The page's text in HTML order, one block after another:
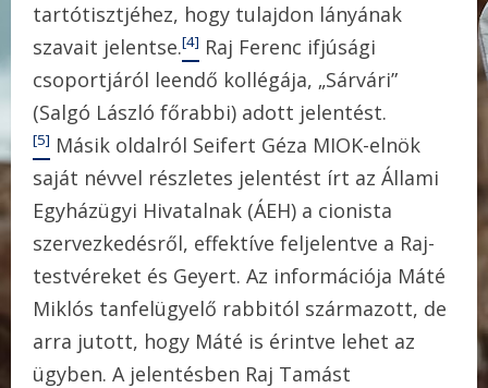
tartótisztjéhez, hogy tulajdon lányának
szavait jelentse.[4] Raj Ferenc ifjúsági
csoportjáról leendő kollégája, „Sárvári”
(Salgó László főrabbi) adott jelentést.
[5] Másik oldalról Seifert Géza MIOK-elnök
saját névvel részletes jelentést írt az Állami
Egyházügyi Hivatalnak (ÁEH) a cionista
szervezkedésről, effektíve feljelentve a Raj-
testvéreket és Geyert. Az információja Máté
Miklós tanfelügyelő rabbitól származott, de
arra jutott, hogy Máté is érintve lehet az
ügyben. A jelentésben Raj Tamást